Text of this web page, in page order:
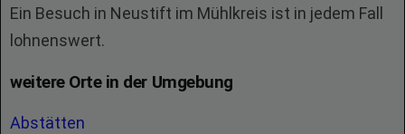
Ein Besuch in Neustift im Mühlkreis ist in jedem Fall
lohnenswert.
weitere Orte in der Umgebung
Abstätten